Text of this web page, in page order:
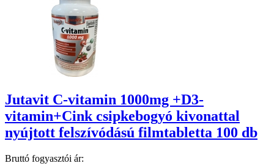
Jutavit C-vitamin 1000mg +D3-
vitamin+Cink csipkebogyó kivonattal
nyújtott felszívódású filmtabletta 100 db
Bruttó fogyasztói ár: